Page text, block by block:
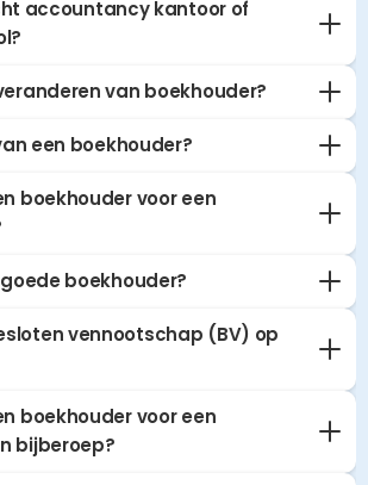
accountancy kantoor of
van boekhouder?
een boekhouder?
boekhouder voor een
boekhouder?
vennootschap (BV) op
boekhouder voor een
bijberoep?